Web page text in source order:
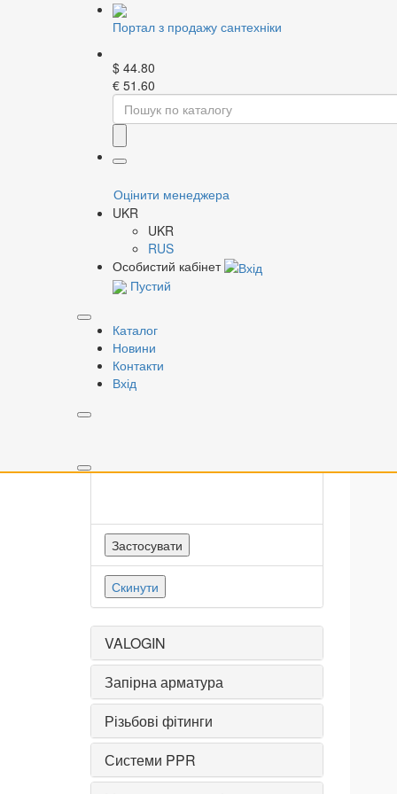
Портал з продажу сантехніки
$ 44.80
€ 51.60
Оцінити менеджера
UKR
UKR
RUS
Особистий кабінет
Пустий
Каталог
Новини
Контакти
Вхід
Home Каталог Радіатори Біметалеві і
Фільтр
Бренд
Тип секційного радіатора
Кількість секцій
Застосувати
Скинути
VALOGIN
Запірна арматура
Різьбові фітинги
Системи PPR